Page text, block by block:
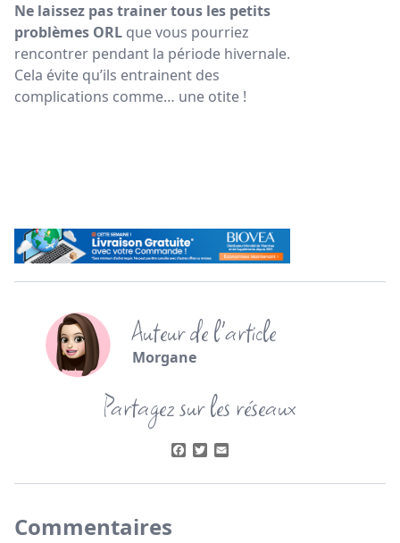
Ne laissez pas trainer tous les petits
problèmes ORL que vous pourriez
rencontrer pendant la période hivernale.
Cela évite qu’ils entrainent des
complications comme… une otite !
Auteur de l'article
Morgane
Partagez sur les réseaux
Facebook
Twitter
Commentaires